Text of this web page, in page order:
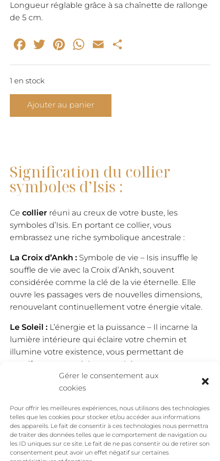
Gérer le consentement aux
cookies
Pour offrir les meilleures expériences, nous utilisons des technologies
telles que les cookies pour stocker et/ou accéder aux informations
des appareils. Le fait de consentir à ces technologies nous permettra
de traiter des données telles que le comportement de navigation ou
les ID uniques sur ce site. Le fait de ne pas consentir ou de retirer son
consentement peut avoir un effet négatif sur certaines
Longueur réglable grâce à sa chaînette de rallonge
de 5 cm.
Facebook
Twitter
Pinterest
WhatsApp
Email
1 en stock
quantité
Ajouter au panier
Signification du collier
symboles d’Isis :
Ce collier réuni au creux de votre buste, les
symboles d’Isis. En portant ce collier, vous
embrassez une riche symbolique ancestrale :
La Croix d’Ankh : Symbole de vie – Isis insuffle le
souffle de vie avec la Croix d’Ankh, souvent
considérée comme la clé de la vie éternelle. Elle
ouvre les passages vers de nouvelles dimensions,
renouvelant continuellement votre énergie vitale.
Le Soleil : L’énergie et la puissance – Il incarne la
lumière intérieure qui éclaire votre chemin et
illumine votre existence, vous permettant de
manifester votre plein potentiel.
La protection – Elle préserve les secrets
mystères personnels.
La Lune :La sagesse et l’intuition – Elle est le guide
dans les moments de réflexion intérieure et
d’introspection, apportant une compréhension